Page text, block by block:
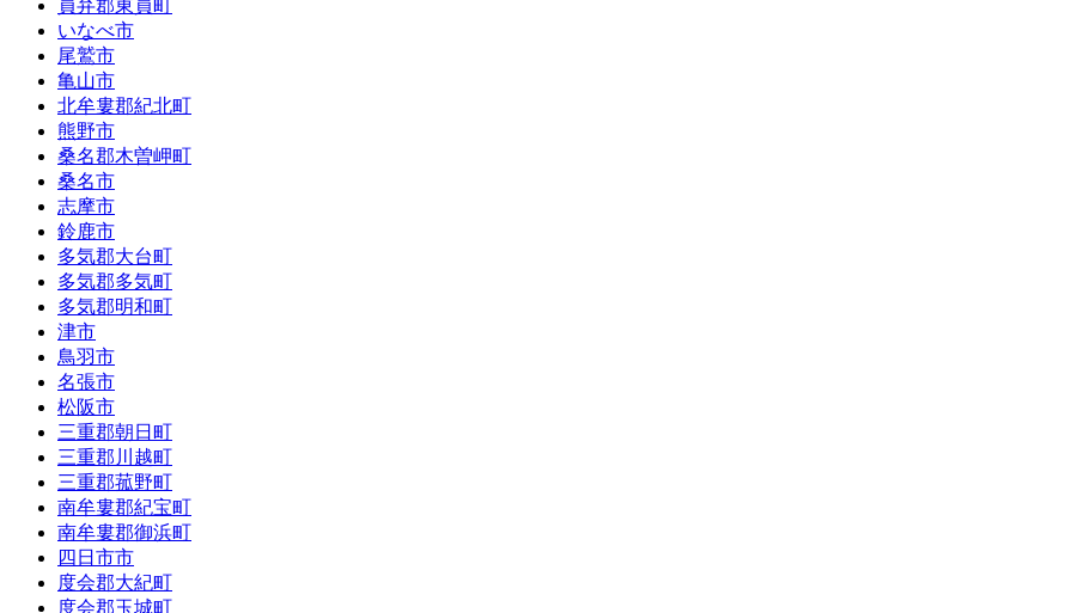
員弁郡東員町
いなべ市
尾鷲市
亀山市
北牟婁郡紀北町
熊野市
桑名郡木曽岬町
桑名市
志摩市
鈴鹿市
多気郡大台町
多気郡多気町
多気郡明和町
津市
鳥羽市
名張市
松阪市
三重郡朝日町
三重郡川越町
三重郡菰野町
南牟婁郡紀宝町
南牟婁郡御浜町
四日市市
度会郡大紀町
度会郡玉城町